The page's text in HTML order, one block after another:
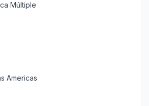
Múltiple
Americas